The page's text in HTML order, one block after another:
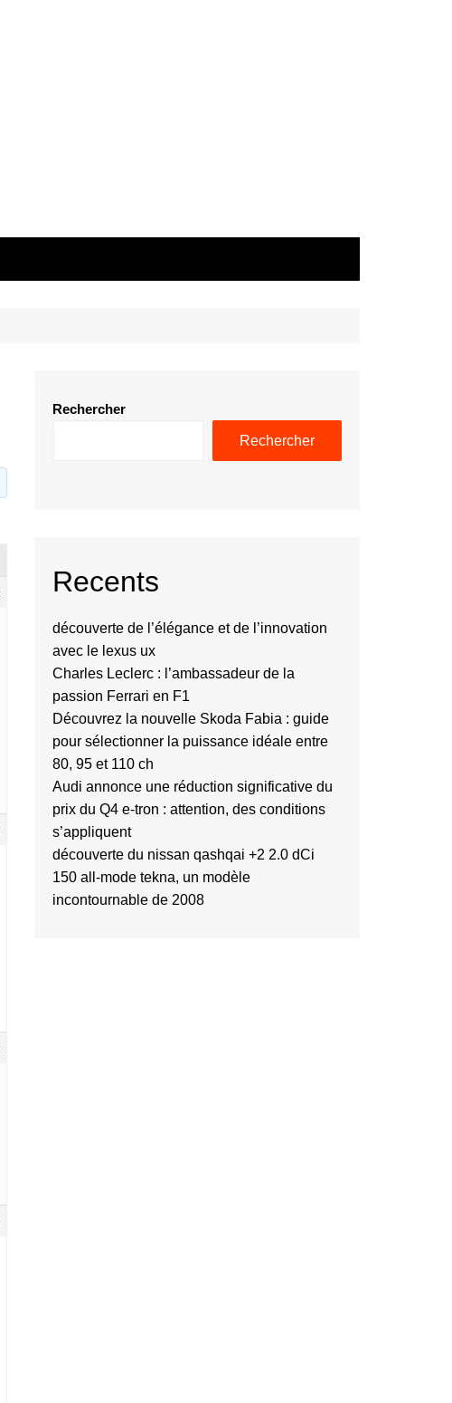
Rechercher
Rechercher
Recents
découverte de l’élégance et de l’innovation
avec le lexus ux
Charles Leclerc : l’ambassadeur de la
passion Ferrari en F1
Découvrez la nouvelle Skoda Fabia : guide
pour sélectionner la puissance idéale entre
80, 95 et 110 ch
Audi annonce une réduction significative du
prix du Q4 e-tron : attention, des conditions
s’appliquent
découverte du nissan qashqai +2 2.0 dCi
150 all-mode tekna, un modèle
incontournable de 2008